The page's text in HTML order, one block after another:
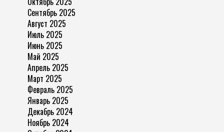
Сентябрь 2025
Август 2025
Июль 2025
Июнь 2025
Май 2025
Апрель 2025
Март 2025
Февраль 2025
Январь 2025
Декабрь 2024
Ноябрь 2024